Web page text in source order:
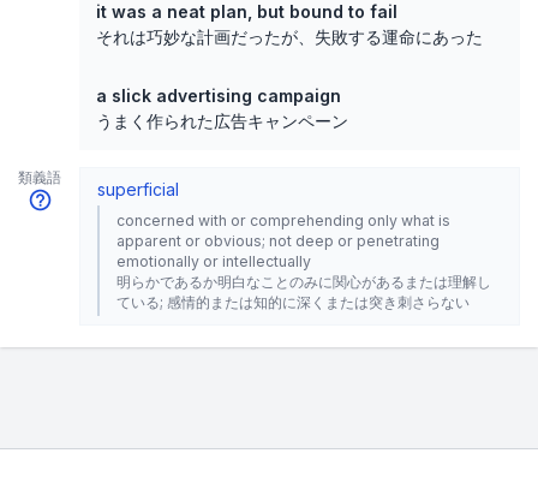
it was a neat plan, but bound to fail
それは巧妙な計画だったが、失敗する運命にあった
a slick advertising campaign
うまく作られた広告キャンペーン
類義語
superficial
concerned with or comprehending only what is
apparent or obvious; not deep or penetrating
emotionally or intellectually
明らかであるか明白なことのみに関心があるまたは理解し
ている; 感情的または知的に深くまたは突き刺さらない